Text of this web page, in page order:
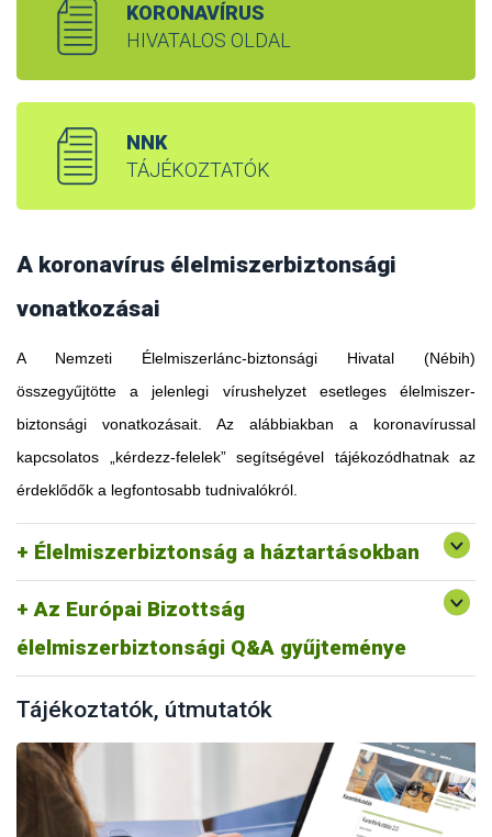
KORONAVÍRUS
HIVATALOS OLDAL
NNK
TÁJÉKOZTATÓK
A koronavírus élelmiszerbiztonsági
vonatkozásai
A Nemzeti Élelmiszerlánc-biztonsági Hivatal (Nébih)
összegyűjtötte a jelenlegi vírushelyzet esetleges élelmiszer-
biztonsági vonatkozásait. Az alábbiakban a koronavírussal
kapcsolatos „kérdezz-felelek” segítségével tájékozódhatnak az
érdeklődők a legfontosabb tudnivalókról.
Élelmiszerbiztonság a háztartásokban
Az Európai Bizottság
élelmiszerbiztonsági Q&A gyűjteménye
Tájékoztatók, útmutatók